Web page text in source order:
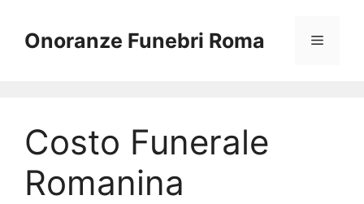
contenuto
Onoranze Funebri Roma Menu
Costo Funerale
Romanina